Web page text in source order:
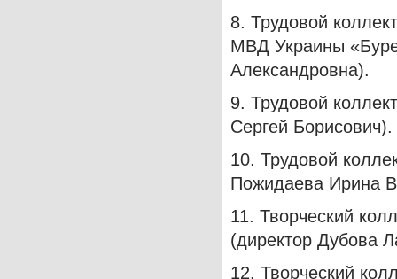
8. Трудовой
МВД Украины
Александровна).
9. Трудовой
Сергей Борисович).
10. Трудовой
Пожидаева Ирина
11. Творческий
(директор Дубова
12. Творческий